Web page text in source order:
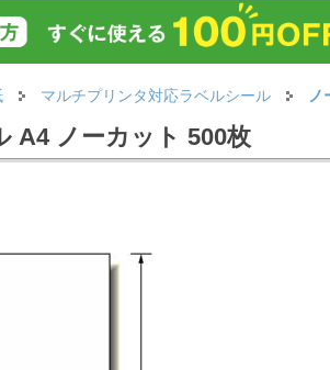
マルチプリンタ対応ラベルシール ノ
A4 ノーカット 500枚